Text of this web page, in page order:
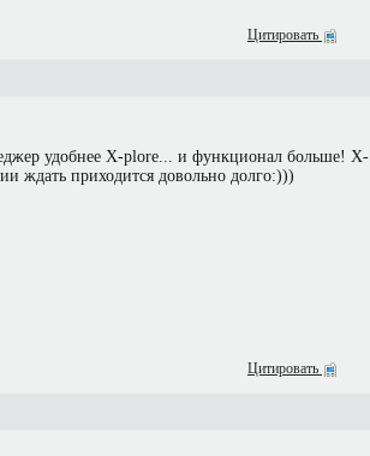
Цитировать
удобнее X-plore... и функционал больше! X-
ждать приходится довольно долго:)))
Цитировать